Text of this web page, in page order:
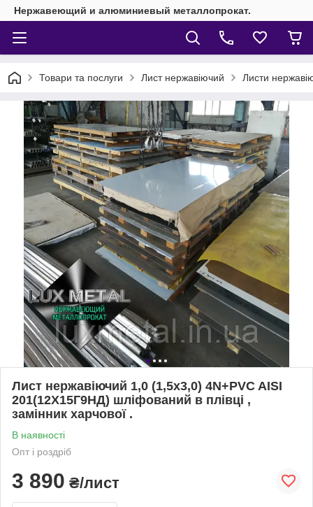
Нержавеющий и алюминиевый металлопрокат.
Товари та послуги Лист нержавіючий Листи
Лист нержавіючий 1,0 (1,5х3,0) 4N+PVC AISI
201(12Х15Г9НД) шліфований в плівці ,
замінник харчової .
В наявності
Опт і роздріб
3 890 ₴/лист